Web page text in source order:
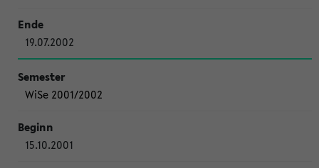
19.07.2002
WiSe 2001/2002
15.10.2001